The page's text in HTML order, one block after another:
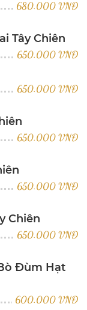
680.000 VNĐ
Tây Chiên
650.000 VNĐ
650.000 VNĐ
650.000 VNĐ
650.000 VNĐ
Chiên
650.000 VNĐ
Đùm Hạt
600.000 VNĐ